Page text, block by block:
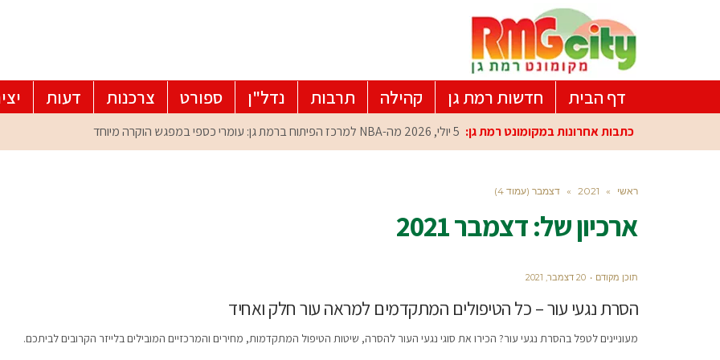
דף הבית חדשות רמת גן קהילה תרבות נדל"ן ספורט צרכנות דעות
כתבות אחרונות במקומונט רמת גן: 5 יולי, 2026 מה-NBA למרכז הפיתוח ברמת גן: עומרי כספי במפגש הוקרה מיוחד
ראשי »
2021
» דצמבר (עמוד 4)
ארכיון של:דצמבר 2021
תוכן מקודם 20 דצמבר, 2021
הסרת נגעי עור – כל הטיפולים המתקדמים למראה עור חלק ואחיד
מעוניינים לטפל בהסרת נגעי עור? הכירו את סוגי נגעי העור להסרה, שיטות הטיפול המתקדמות, מחירים והמרכזיים המובילים בלייזר הקרובים לביתכם.